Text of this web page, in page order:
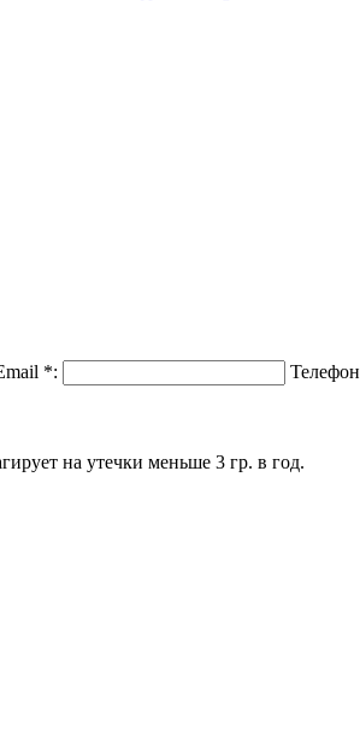
*: Телефон
на утечки меньше 3 гр. в год.